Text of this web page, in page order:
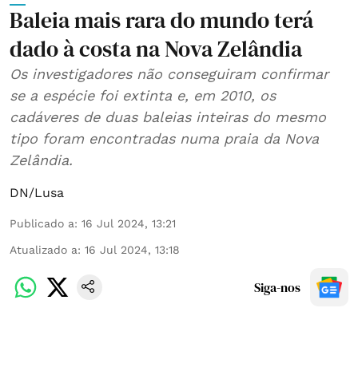
Baleia mais rara do mundo terá
dado à costa na Nova Zelândia
Os investigadores não conseguiram confirmar
se a espécie foi extinta e, em 2010, os
cadáveres de duas baleias inteiras do mesmo
tipo foram encontradas numa praia da Nova
Zelândia.
DN/Lusa
Publicado a: 16 Jul 2024, 13:21
Atualizado a: 16 Jul 2024, 13:18
Siga-nos